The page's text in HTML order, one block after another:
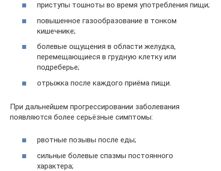
приступы тошноты во время употребления пищи;
повышенное газообразование в тонком
кишечнике;
болевые ощущения в области желудка,
перемещающиеся в грудную клетку или
подреберье;
отрыжка после каждого приёма пищи.
При дальнейшем прогрессировании заболевания
появляются более серьёзные симптомы:
рвотные позывы после еды;
сильные болевые спазмы постоянного
характера;